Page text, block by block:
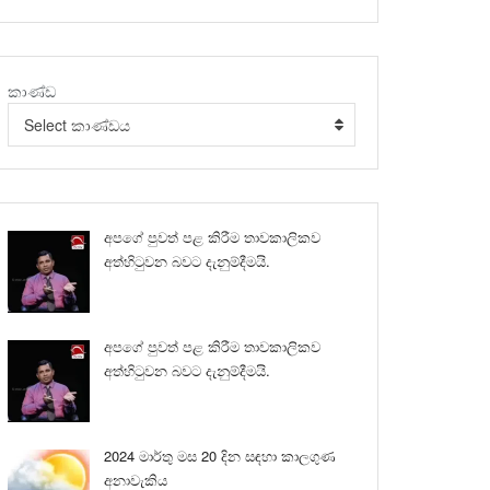
කාණ්ඩ
Select කාණ්ඩය
අපගේ පුවත් පළ කිරීම තාවකාලිකව
අත්හිටුවන බවට දැනුම්දීමයි.
අපගේ පුවත් පළ කිරීම තාවකාලිකව
අත්හිටුවන බවට දැනුම්දීමයි.
2024 මාර්තු මස 20 දින සඳහා කාලගුණ
අනාවැකිය